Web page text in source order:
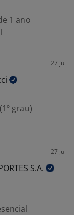
1 ano
27 jul
grau)
27 jul
S.A.